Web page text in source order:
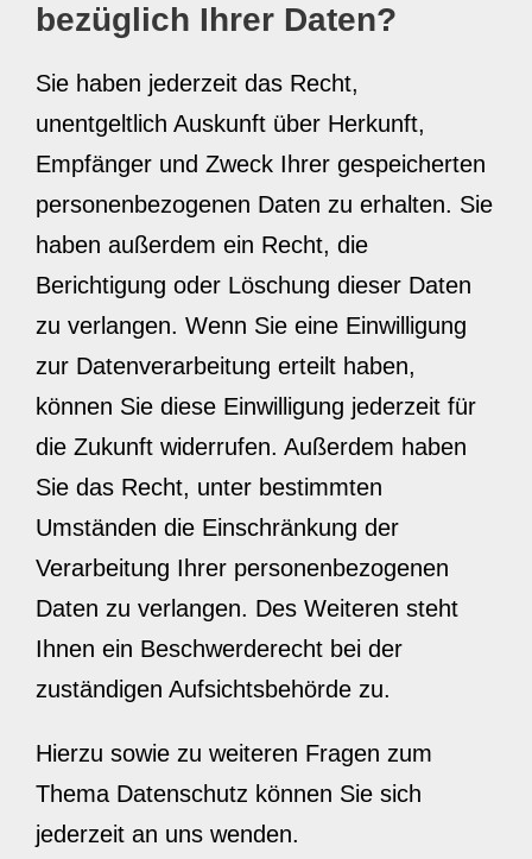
bezüglich Ihrer Daten?
Sie haben jederzeit das Recht,
unentgeltlich Auskunft über Herkunft,
Empfänger und Zweck Ihrer gespeicherten
personenbezogenen Daten zu erhalten. Sie
haben außerdem ein Recht, die
Berichtigung oder Löschung dieser Daten
zu verlangen. Wenn Sie eine Einwilligung
zur Datenverarbeitung erteilt haben,
können Sie diese Einwilligung jederzeit für
die Zukunft widerrufen. Außerdem haben
Sie das Recht, unter bestimmten
Umständen die Einschränkung der
Verarbeitung Ihrer personenbezogenen
Daten zu verlangen. Des Weiteren steht
Ihnen ein Beschwerderecht bei der
zuständigen Aufsichtsbehörde zu.
Hierzu sowie zu weiteren Fragen zum
Thema Datenschutz können Sie sich
jederzeit an uns wenden.